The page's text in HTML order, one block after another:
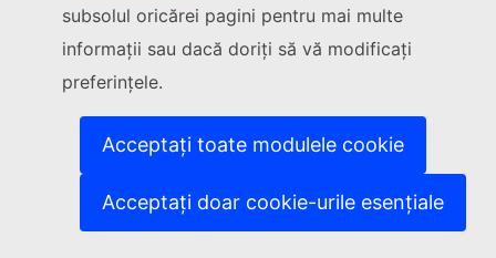
subsolul oricărei pagini pentru mai multe
informații sau dacă doriți să vă modificați
preferințele.
Acceptați toate modulele cookie
Acceptați doar cookie-urile esențiale